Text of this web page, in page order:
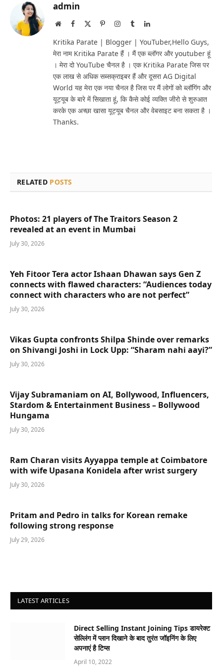
admin
WebsiteFacebook PinterestInstagram
TumblrLinkedIn
Kritika Parate | Blogger | YouTuber,Hello Guys,
मेरा नाम Kritika Parate हैं । मैं एक ब्लॉगर और youtuber हूं
। मेरा दो YouTube चैनल है । एक Kritika Parate जिस पर
एक लाख से अधिक सब्सक्राइबर हैं और दूसरा AG Digital
World यह मेरा एक नया चैनल है जिस पर मैं लोगों को ब्लॉगिंग और
यूट्यूब के बारे में सिखाता हूं, कि कैसे कोई व्यक्ति जीरो से शुरुआत
करके एक अच्छा खासा यूट्यूब चैनल और वेबसाइट बना सकता है ।
Thanks.
RELATED POSTS
Photos: 21 players of The Traitors Season 2
revealed at an event in Mumbai
July 30, 2026
Yeh Fitoor Tera actor Ishaan Dhawan says Gen Z
connects with flawed characters: “Audiences today
connect with characters who are not perfect”
July 30, 2026
Vikas Gupta confronts Shilpa Shinde over remarks
on Shivangi Joshi in Lock Upp: “Sharam nahi aayi?”
July 30, 2026
Vijay Subramaniam on AI, Bollywood, Influencers,
Stardom & Entertainment Business – Bollywood
Hungama
July 30, 2026
Ram Charan visits Ayyappa temple at Coimbatore
with wife Upasana Konidela after wrist surgery
July 30, 2026
Pritam and Pedro in talks for Korean remake
following strong response
July 29, 2026
LATEST ARTICLES
Direct Selling Instant Joining Tips डायरेक्ट
सेल्लिंग में प्लान दिखाने के बाद तुरंत जॉइनिंग के लिए
अपनाएं है टिप्स
April 10, 2022